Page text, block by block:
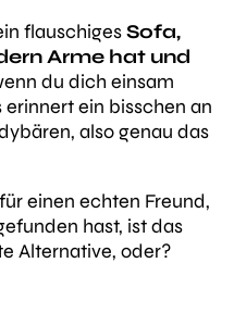
flauschigesSofa,
Arme hat und
du dich einsam
erinnert ein bisschen an
also genau das
einen echten Freund,
hast, ist das
Alternative, oder?